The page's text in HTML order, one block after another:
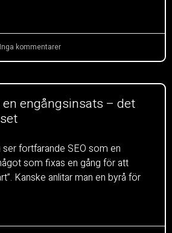
Inga kommentarer
en engångsinsats – det
fortfarande SEO som en
som fixas en gång för att
Kanske anlitar man en byrå för